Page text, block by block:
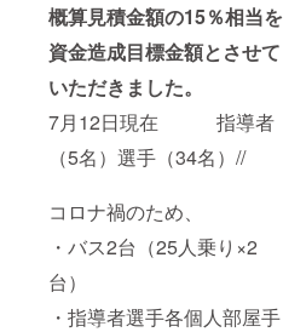
概算見積金額の15％相当を
資金造成目標金額とさせて
いただきました。
7月12日現在 指導者
（5名）選手（34名）//
コロナ禍のため、
・バス2台（25人乗り×2
台）
・指導者選手各個人部屋手